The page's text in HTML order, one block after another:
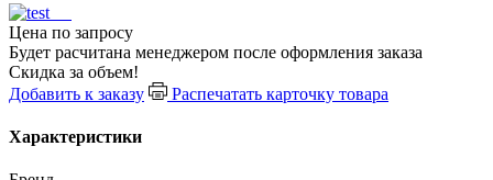
Цена по запросу
Будет расчитана менеджером после оформления заказа
Скидка за объем!
Добавить к заказу
Распечатать карточку товара
Характеристики